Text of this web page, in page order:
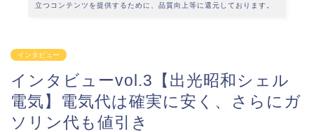
立つコンテンツを提供するために、品質向上等に還元しております。
インタビュー
インタビューvol.3【出光昭和シェル
電気】電気代は確実に安く、さらにガ
ソリン代も値引き